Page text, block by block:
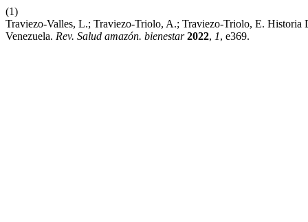
(1)
Traviezo-Valles, L.; Traviezo-Triolo, A.; Traviezo-Triolo, E.
Venezuela. Rev. Salud amazón. bienestar 2022, 1, e369.